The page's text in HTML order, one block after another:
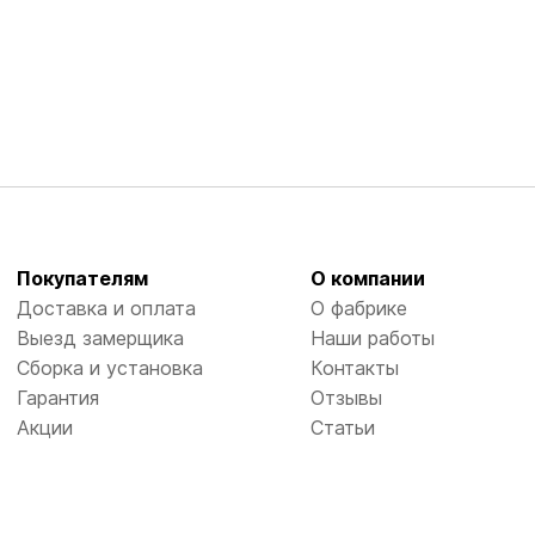
Покупателям
Доставка и оплата
Выезд замерщика
Сборка и установка
Гарантия
Акции
О компании
О фабрике
Наши работы
Контакты
Отзывы
Статьи